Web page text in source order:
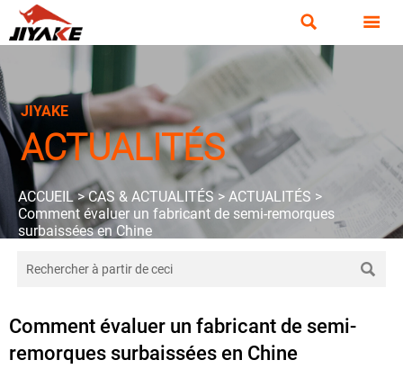
 
JIYAKE
ACTUALITÉS
ACCUEIL>CAS & ACTUALITÉS> ACTUALITÉS >
Comment évaluer un fabricant de semi-remorques
surbaissées en Chine

Comment évaluer un fabricant de semi-
remorques surbaissées en Chine